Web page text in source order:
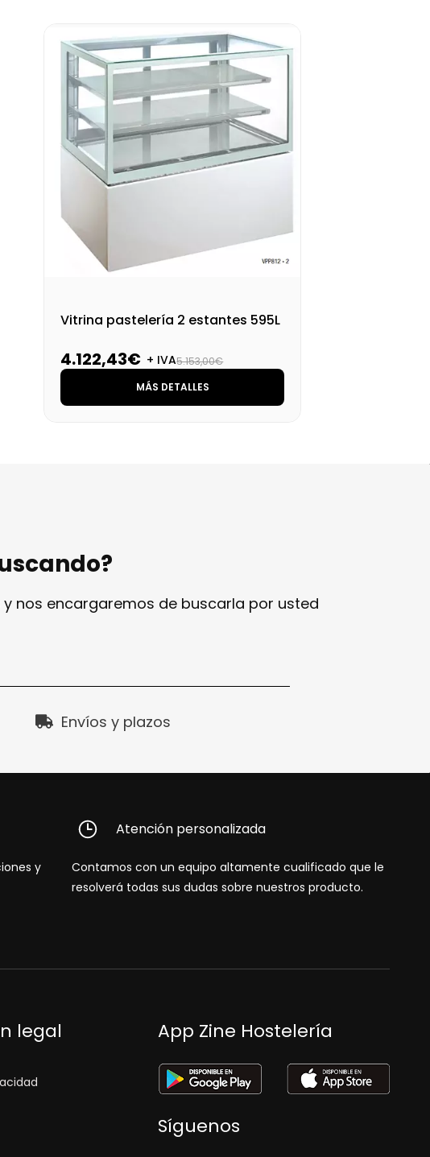
Vitrina pastelería 2 estantes 595L
4.122,43€ + IVA5.153,00€
MÁS DETALLES
nos encargaremos de buscarla por usted
Envíos y plazos
y
Atención personalizada
Contamos con un equipo altamente cualificado que le
resolverá todas sus dudas sobre nuestros producto.
legal App Zine Hostelería
Síguenos